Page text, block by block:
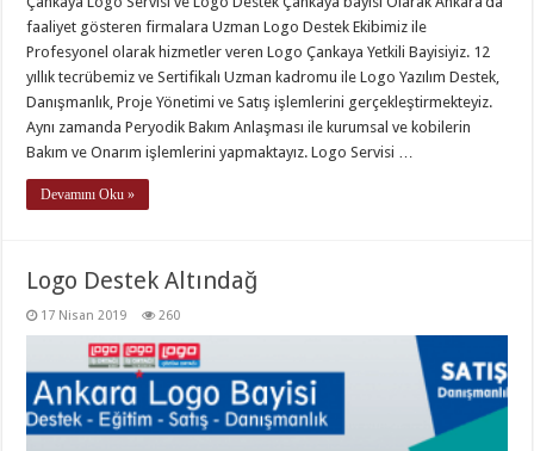
faaliyet gösteren firmalara Uzman Logo Destek Ekibimiz ile
Profesyonel olarak hizmetler veren Logo Çankaya Yetkili Bayisiyiz. 12
yıllık tecrübemiz ve Sertifikalı Uzman kadromu ile Logo Yazılım Destek,
Danışmanlık, Proje Yönetimi ve Satış işlemlerini gerçekleştirmekteyiz.
Aynı zamanda Peryodik Bakım Anlaşması ile kurumsal ve kobilerin
Bakım ve Onarım işlemlerini yapmaktayız. Logo Servisi …
Devamını Oku »
Logo Destek Altındağ
17 Nisan 2019 260